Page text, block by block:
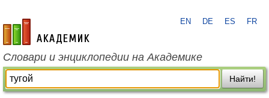
academic.ru
EN DE ES FR
Словари и энциклопедии на Академике
Найти!